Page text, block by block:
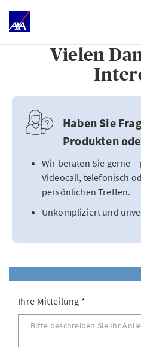
Vielen
Haben Sie
Produkten
Wir beraten Sie gerne –
Videocall, telefonisch
persönlichen Treffen.
Unkompliziert und
Ihre Mitteilung *